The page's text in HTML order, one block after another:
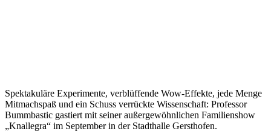
Spektakuläre Experimente, verblüffende Wow-Effekte, jede Menge
Mitmachspaß und ein Schuss verrückte Wissenschaft: Professor
Bummbastic gastiert mit seiner außergewöhnlichen Familienshow
„Knallegra“ im September in der Stadthalle Gersthofen.